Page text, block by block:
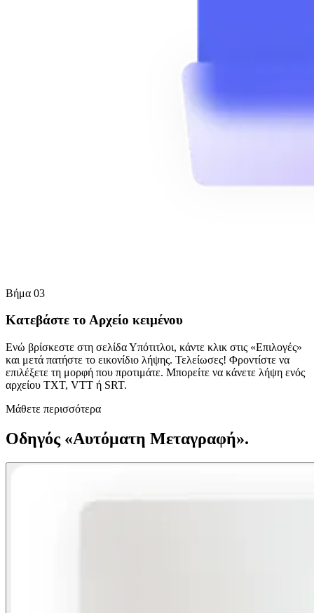
Βήμα 03
Κατεβάστε το Αρχείο κειμένου
Ενώ βρίσκεστε στη σελίδα Υπότιτλοι, κάντε κλικ στις «Επιλογές»
και μετά πατήστε το εικονίδιο λήψης. Τελείωσες! Φροντίστε να
επιλέξετε τη μορφή που προτιμάτε. Μπορείτε να κάνετε λήψη ενός
αρχείου TXT, VTT ή SRT.
Μάθετε περισσότερα
Οδηγός «Αυτόματη Μεταγραφή».